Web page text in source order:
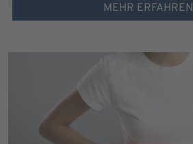
MEHR ERFAHREN